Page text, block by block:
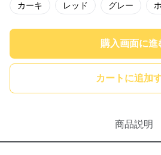
カーキ レッド グレー
購入画面に進
カートに追加
商品説明